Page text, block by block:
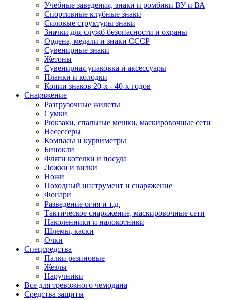
Учебные заведения, знаки и ромбики ВУ и ВА
Спортивные клубные знаки
Силовые структуры знаки
Значки для служб безопасности и охраны
Ордена, медали и знаки СССР
Сувенирные знаки
Жетоны
Сувенирная упаковка и аксессуары
Планки и колодки
Копии знаков 20-х - 40-х годов
Снаряжение
Разгрузочные жилеты
Сумки
Рюкзаки, спальные мешки, маскировочные сети
Несессеры
Компасы и курвиметры
Бинокли
Фляги котелки и посуда
Ложки и вилки
Ножи
Походный инструмент и снаряжение
Фонари
Разведение огня и т.д.
Тактическое снаряжение, маскировочные сети
Наколенники и налокотники
Шлемы, каски
Очки
Спецсредства
Палки резиновые
Жезлы
Наручники
Все для тревожного чемодана
Средства защиты